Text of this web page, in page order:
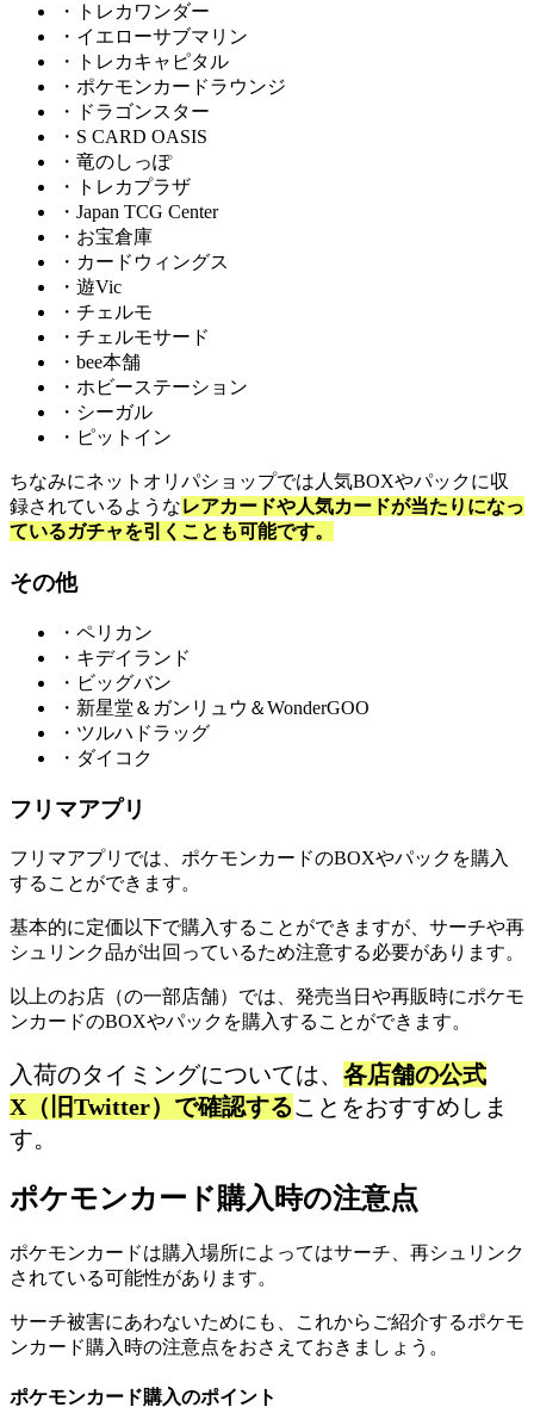
・トレカワンダー
・イエローサブマリン
・トレカキャピタル
・ポケモンカードラウンジ
・ドラゴンスター
・S CARD OASIS
・竜のしっぽ
・トレカプラザ
・Japan TCG Center
・お宝倉庫
・カードウィングス
・遊Vic
・チェルモ
・チェルモサード
・bee本舗
・ホビーステーション
・シーガル
・ピットイン
ちなみにネットオリパショップでは人気BOXやパックに収
録されているようなレアカードや人気カードが当たりになっ
ているガチャを引くことも可能です。
その他
・ペリカン
・キデイランド
・ビッグバン
・新星堂＆ガンリュウ＆WonderGOO
・ツルハドラッグ
・ダイコク
フリマアプリ
フリマアプリでは、ポケモンカードのBOXやパックを購入
することができます。
基本的に定価以下で購入することができますが、サーチや再
シュリンク品が出回っているため注意する必要があります。
以上のお店（の一部店舗）では、発売当日や再販時にポケモ
ンカードのBOXやパックを購入することができます。
入荷のタイミングについては、 各店舗の公式
X（旧Twitter）で確認することをおすすめしま
す。
ポケモンカード購入時の注意点
ポケモンカードは購入場所によってはサーチ、再シュリンク
されている可能性があります。
サーチ被害にあわないためにも、これからご紹介するポケモ
ンカード購入時の注意点をおさえておきましょう。
ポケモンカード購入のポイント